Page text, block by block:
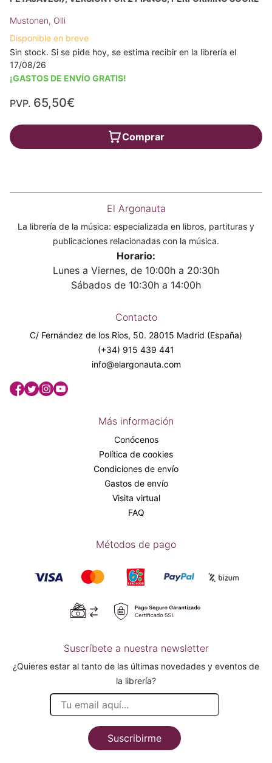
Mustonen, Olli
Disponible en breve
Sin stock. Si se pide hoy, se estima recibir en la librería el
17/08/26
¡GASTOS DE ENVÍO GRATIS!
PVP. 65,50€
Comprar
El Argonauta
La librería de la música: especializada en libros, partituras y
publicaciones relacionadas con la música.
Horario:
Lunes a Viernes, de 10:00h a 20:30h
Sábados de 10:30h a 14:00h
Contacto
C/ Fernández de los Ríos, 50. 28015 Madrid (España)
(+34) 915 439 441
info@elargonauta.com
Más información
Conócenos
Política de cookies
Condiciones de envío
Gastos de envío
Visita virtual
FAQ
Métodos de pago
Suscríbete a nuestra newsletter
¿Quieres estar al tanto de las últimas novedades y eventos de
la librería?
Suscribirme